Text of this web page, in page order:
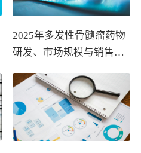
2025年多发性骨髓瘤药物
研发、市场规模与销售趋